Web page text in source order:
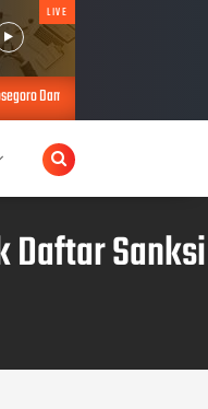
LIVE
Air Bersih
Daftar Sanksi